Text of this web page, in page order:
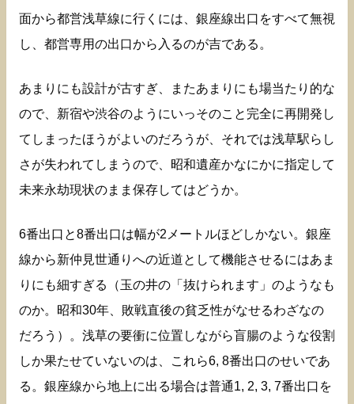
面から都営浅草線に行くには、銀座線出口をすべて無視
し、都営専用の出口から入るのが吉である。
あまりにも設計が古すぎ、またあまりにも場当たり的な
ので、新宿や渋谷のようにいっそのこと完全に再開発し
てしまったほうがよいのだろうが、それでは浅草駅らし
さが失われてしまうので、昭和遺産かなにかに指定して
未来永劫現状のまま保存してはどうか。
6番出口と8番出口は幅が2メートルほどしかない。銀座
線から新仲見世通りへの近道として機能させるにはあま
りにも細すぎる（玉の井の「抜けられます」のようなも
のか。昭和30年、敗戦直後の貧乏性がなせるわざなの
だろう）。浅草の要衝に位置しながら盲腸のような役割
しか果たせていないのは、これら6, 8番出口のせいであ
る。銀座線から地上に出る場合は普通1, 2, 3, 7番出口を